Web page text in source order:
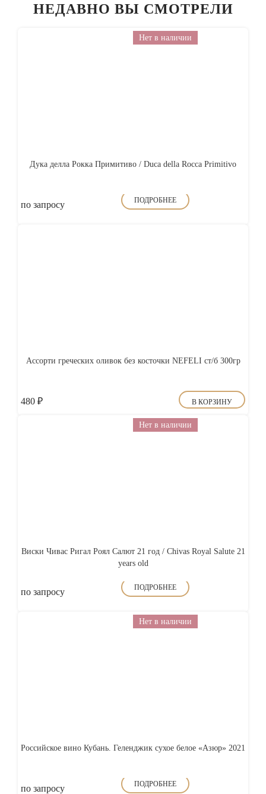
НЕДАВНО ВЫ СМОТРЕЛИ
Нет в наличии
Дука делла Рокка Примитиво / Duca della Rocca Primitivo
по запросу ПОДРОБНЕЕ
Ассорти греческих оливок без косточки NEFELI ст/б 300гр
480 ₽ В КОРЗИНУ
Нет в наличии
Виски Чивас Ригал Роял Салют 21 год / Chivas Royal Salute 21
years old
по запросу ПОДРОБНЕЕ
Нет в наличии
Российское вино Кубань. Геленджик сухое белое «Азюр» 2021
по запросу ПОДРОБНЕЕ